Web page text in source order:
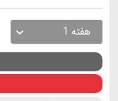
هفته 1